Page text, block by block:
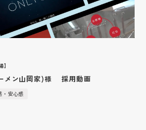
メン山岡家)様 採用動画
・安心感